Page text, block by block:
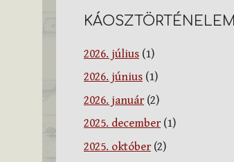
KÁOSZTÖRTÉNELEM
2026. július (1)
2026. június (1)
2026. január(2)
2025. december(1)
2025. október(2)